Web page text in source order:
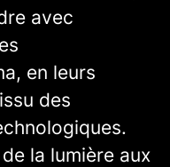
avec
en leurs
des
la lumière aux